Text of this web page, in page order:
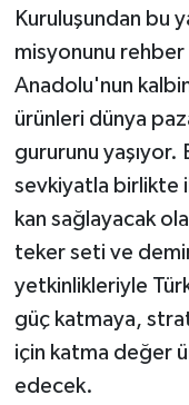
​Kuruluşundan bu
misyonunu rehber
Anadolu'nun
ürünleri dünya
gururunu yaşıyor.
sevkiyatla birlikte
kan sağlayacak
teker seti ve
yetkinlikleriyle
güç katmaya,
için katma değer
edecek.